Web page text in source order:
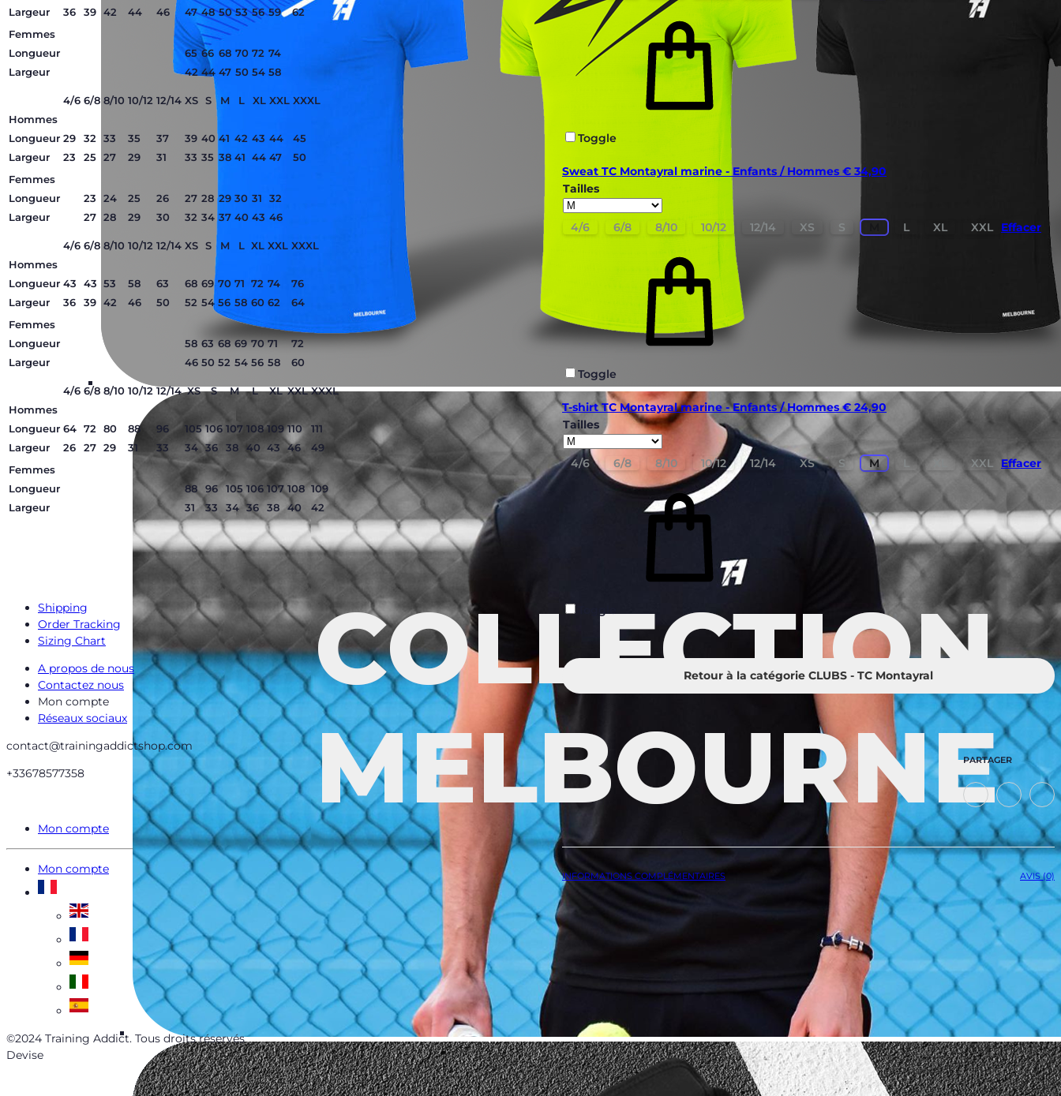
Toggle
Sweat TC Montayral marine - Enfants / Hommes € 34,90
Tailles
4/6 6/8 8/10 10/12 12/14 XS S L XL XXL Effacer
Toggle
T-shirt TC Montayral marine - Enfants / Hommes€ 24,90
Tailles
4/6 6/8 8/10 10/12 12/14 XS S M L XXL Effacer
Retour à la catégorie CLUBS - TC Montayral
PARTAGER
INFORMATIONS COMPLÉMENTAIRES AVIS (0)
Largeur
36 39 42 44 46 47 48 50 53 56 59
62
Femmes
Longueur
65 66 68 70 72 74
Largeur
42 44 47 50 54 58
4/6 6/8 8/10 10/12 12/14 XS S M L XL XXL XXXL
Hommes
Longueur 29 32 33 35 37 39 40 41 42 43 44
45
Largeur
23 25 27 29 31 33 35 38 41 44 47
50
Femmes
Longueur
23 24 25 26 27 28 29 30 31
32
Largeur
27 28 29 30 32 34 37 40 43 46
4/6 6/8 8/10 10/12 12/14 XS S M L XL XXL XXXL
Hommes
Longueur 43 43 53 58 63 68 69 70 71 72 74
76
Largeur
36 39 42 46 50 52 54 56 58 60 62
64
Femmes
Longueur
58 63 68 69 70 71
72
Largeur
46 50 52 54 56 58 60
4/6 6/8 8/10 10/12 12/14 XS S M L XL XXL XXXL
Hommes
Longueur 64 72 80 88 96 105 106 107 108 109 110
111
Largeur
26 27 29 31 33 34 36 38 40 43 46
49
Femmes
Longueur
88 96 105 106 107 108 109
Largeur
31 33 34 36 38 40 42
Shipping
Order Tracking
Sizing Chart
A propos de nous
Contactez nous
Mon compte
Réseaux sociaux
contact@trainingaddictshop.com
+33678577358
Mon compte
Mon compte
©2024 Training Addict. Tous droits réservés
Devise